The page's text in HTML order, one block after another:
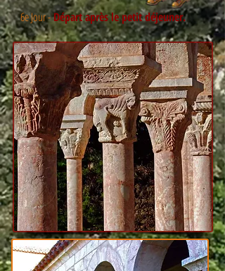
6e Jour -Départ après le petit déjeuner.